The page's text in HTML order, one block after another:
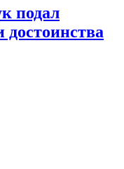
подал
достоинства